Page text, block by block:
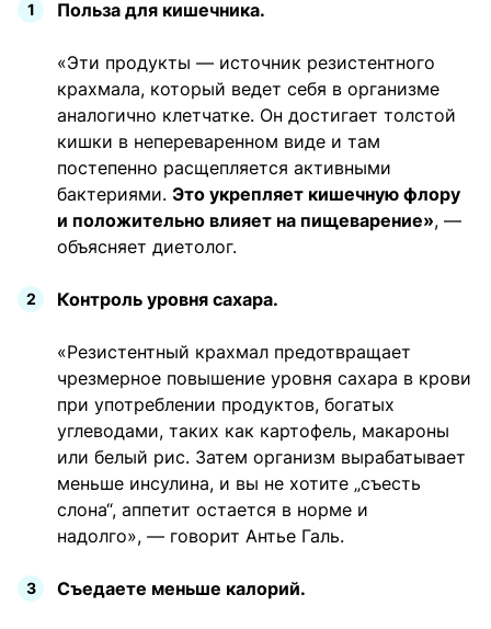
Польза для кишечника.
«Эти продукты — источник резистентного
крахмала, который ведет себя в организме
аналогично клетчатке. Он достигает толстой
кишки в непереваренном виде и там
постепенно расщепляется активными
бактериями. Это укрепляет кишечную флору
и положительно влияет на пищеварение», —
объясняет диетолог.
Контроль уровня сахара.
«Резистентный крахмал предотвращает
чрезмерное повышение уровня сахара в крови
при употреблении продуктов, богатых
углеводами, таких как картофель, макароны
или белый рис. Затем организм вырабатывает
меньше инсулина, и вы не хотите „съесть
слона“, аппетит остается в норме и
надолго», — говорит Антье Галь.
Съедаете меньше калорий.